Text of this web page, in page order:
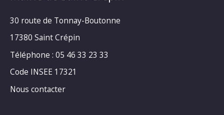
30 route de Tonnay-Boutonne
17380 Saint Crépin
Téléphone : 05 46 33 23 33
Code INSEE 17321
Nous contacter